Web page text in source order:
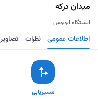
میدان درکه
ایستگاه اتوبوس
مسیریابی ذخیره اطلاعات عمومی نظرات تصاویر
مسیریابی